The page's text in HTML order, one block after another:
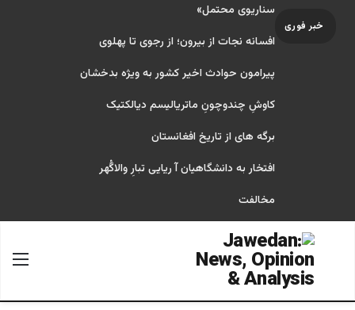
خبر فوری
سناریوی محتمل»
افسانه نجات از بیرون؛ از رجوی تا پهلوی
پیرامون حوادث اخیر کشور به ویژه بدخشان
کاوشِ چندو‌چونِ ماتریالیسم دیالکتیک
برگه های از تاریخ افغانستان
افتخار به دانشگاهیان آ ریایی تبارِ والاگُهر
مخالفت
جستجو برای